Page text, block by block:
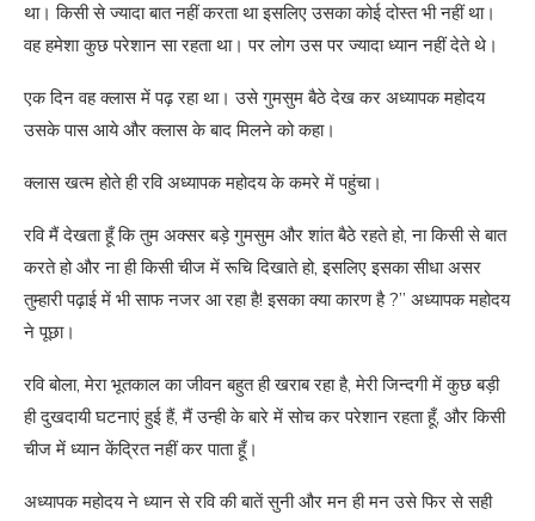
था। किसी से ज्यादा बात नहीं करता था इसलिए उसका कोई दोस्त भी नहीं था।
वह हमेशा कुछ परेशान सा रहता था। पर लोग उस पर ज्यादा ध्यान नहीं देते थे।
एक दिन वह क्लास में पढ़ रहा था। उसे गुमसुम बैठे देख कर अध्यापक महोदय
उसके पास आये और क्लास के बाद मिलने को कहा।
क्लास खत्म होते ही रवि अध्यापक महोदय के कमरे में पहुंचा।
रवि मैं देखता हूँ कि तुम अक्सर बड़े गुमसुम और शांत बैठे रहते हो, ना किसी से बात
करते हो और ना ही किसी चीज में रूचि दिखाते हो, इसलिए इसका सीधा असर
तुम्हारी पढ़ाई में भी साफ नजर आ रहा है! इसका क्या कारण है ?” अध्यापक महोदय
ने पूछा।
रवि बोला, मेरा भूतकाल का जीवन बहुत ही खराब रहा है, मेरी जिन्दगी में कुछ बड़ी
ही दुखदायी घटनाएं हुई हैं, मैं उन्ही के बारे में सोच कर परेशान रहता हूँ, और किसी
चीज में ध्यान केंद्रित नहीं कर पाता हूँ।
अध्यापक महोदय ने ध्यान से रवि की बातें सुनी और मन ही मन उसे फिर से सही